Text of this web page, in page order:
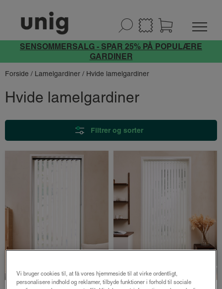
SENSOMMERSALG - SPAR 25% PÅ POPULÆRE
GARDINER
Forside / Lamelgardiner / Hvide lamelgardiner
Hvide lamelgardiner
Filtrer og sorter
LUX LUX
Vi bruger cookies til, at få vores hjemmeside til at virke ordentligt,
personalisere indhold og reklamer, tilbyde funktioner i forhold til sociale